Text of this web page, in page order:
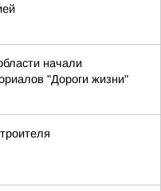
начали
"Дороги жизни"